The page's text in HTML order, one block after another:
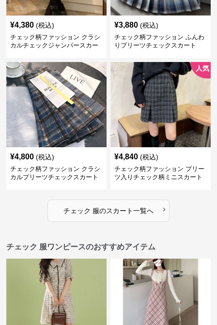
¥4,380 (税込)
チェック柄ファッション クラシ
カルチェックジャンパースカー
¥3,880 (税込)
チェック柄ファッション ふんわ
りプリーツチェックスカート
¥4,800 (税込)
チェック柄ファッション クラシ
カルプリーツチェックスカート
人気
¥4,840 (税込)
チェック柄ファッション プリー
ツ入りチェック柄ミニスカート
チェック 服のスカート一覧へ ›
チェック 服ワンピースのおすすめアイテム